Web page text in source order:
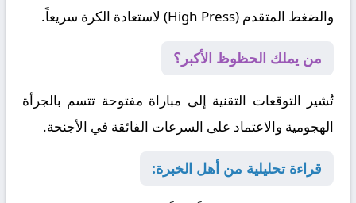
والضغط المتقدم (High Press) لاستعادة الكرة سريعاً.
من يملك الحظوظ الأكبر؟
تُشير التوقعات التقنية إلى مباراة مفتوحة تتسم بالجرأة
الهجومية والاعتماد على السرعات الفائقة في الأجنحة.
قراءة تحليلية من أهل الخبرة: